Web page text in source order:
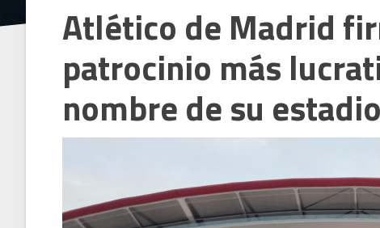
Atlético de Madrid
patrocinio más
nombre de su estadio